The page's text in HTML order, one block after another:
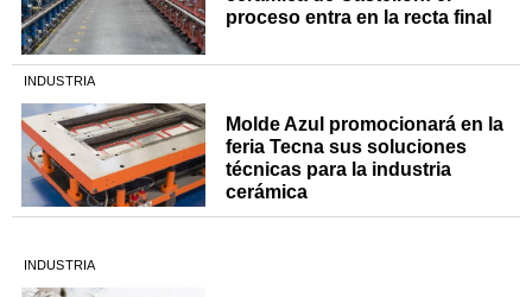
proceso entra en la recta final
INDUSTRIA
Molde Azul promocionará en la
feria Tecna sus soluciones
técnicas para la industria
cerámica
INDUSTRIA